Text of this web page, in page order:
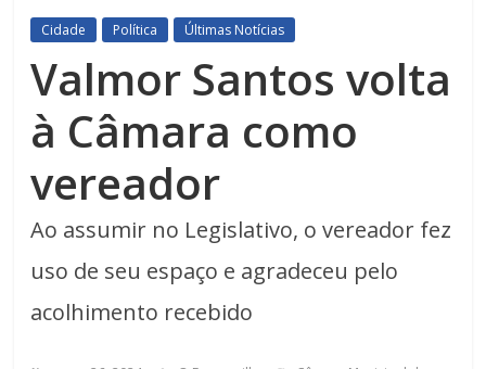
Cidade Política Últimas Notícias
Valmor Santos volta
à Câmara como
vereador
Ao assumir no Legislativo, o vereador fez
uso de seu espaço e agradeceu pelo
acolhimento recebido